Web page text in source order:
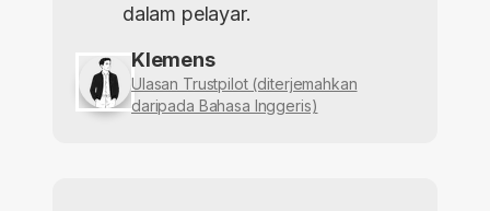
dalam pelayar.
Klemens
Ulasan Trustpilot (diterjemahkan
daripada Bahasa Inggeris)